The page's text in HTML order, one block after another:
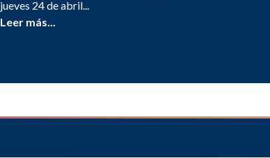
jueves 24 de abril...
Leer más...